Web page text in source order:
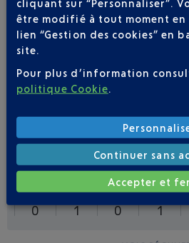
LUN
0
MAR
1
MER
0
JEU
1
4
Vols par
DE AVRIL À
0 1
MER
0
JEU
1
cliquant sur “Personnaliser”.
être modifié à tout moment
lien “Gestion des cookies” en
site.
Pour plus d’information
politique Cookie.
Continuer sans
Accepter et